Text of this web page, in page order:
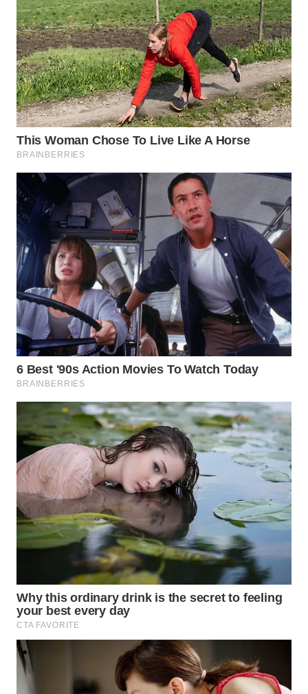
WN
PADANG
LAWAS
WN
SUMEDANG
WN
CIANJUR
KEPULAUAN
SERIBU
WN
TANGERANG
WN
BINJAI
WN
CIREBON
INDRAMAYU
WN
KUNINGAN
WN
MAJALENGKA
WN
SUKABUMI
PURWAKARTA